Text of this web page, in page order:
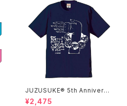
JUZUSUKE® 5th Anniversa
ry Tee
¥2,475